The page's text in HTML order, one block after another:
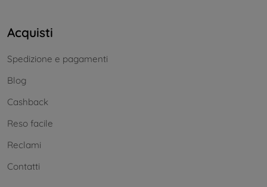
Acquisti
Spedizione e pagamenti
Blog
Cashback
Reso facile
Reclami
Contatti